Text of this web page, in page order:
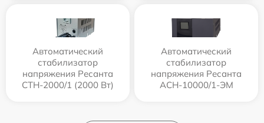
Автоматический
стабилизатор
напряжения Ресанта
СТН-2000/1 (2000 Вт)
Автоматический
стабилизатор
напряжения Ресанта
АСН-10000/1-ЭМ